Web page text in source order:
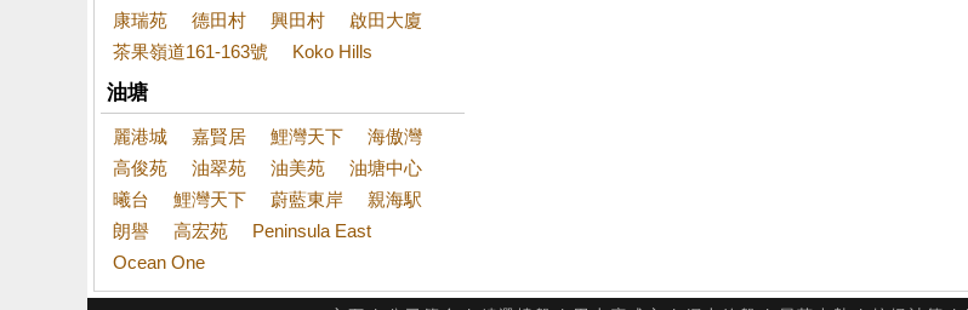
康瑞苑
德田村 興田村
啟田大廈
茶果嶺道161-163號
Koko Hills
油塘
麗港城 嘉賢居 鯉灣天下
海傲灣
高俊苑
油翠苑 油美苑
油塘中心
曦台
鯉灣天下 蔚藍東岸
親海駅
朗譽
高宏苑
Peninsula East
Ocean One